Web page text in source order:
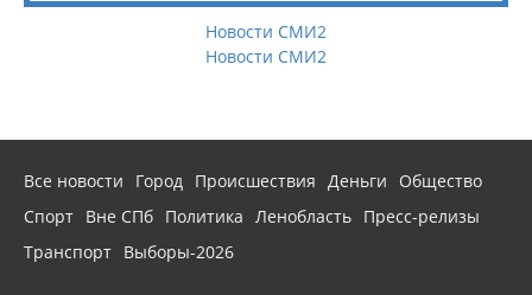
Новости СМИ2
Новости СМИ2
Все новости Город Происшествия Деньги
Общество
Спорт Вне СПб Политика Ленобласть Пресс-релизы
Транспорт Выборы-2026